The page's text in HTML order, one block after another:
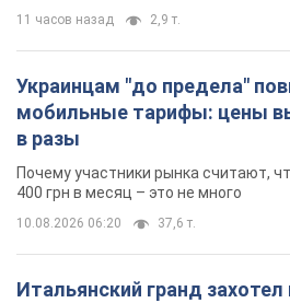
11 часов назад 2,9 т.
Украинцам "до предела"
мобильные тарифы: цены
в разы
Почему участники рынка считают,
400 грн в месяц – это не много
10.08.2026 06:20 37,6 т.
Итальянский гранд захотел